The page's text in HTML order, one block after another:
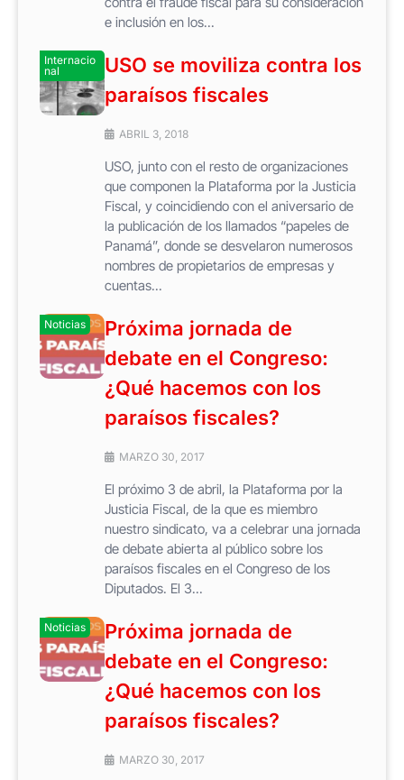
e inclusión en los...
Internacio
nal
USO se moviliza contra los
paraísos fiscales
ABRIL 3, 2018
USO, junto con el resto de organizaciones
que componen la Plataforma por la Justicia
Fiscal, y coincidiendo con el aniversario de
la publicación de los llamados “papeles de
Panamá”, donde se desvelaron numerosos
nombres de propietarios de empresas y
cuentas...
Noticias
Próxima jornada de
debate en el Congreso:
¿Qué hacemos con los
paraísos fiscales?
MARZO 30, 2017
El próximo 3 de abril, la Plataforma por la
Justicia Fiscal, de la que es miembro
nuestro sindicato, va a celebrar una jornada
de debate abierta al público sobre los
paraísos fiscales en el Congreso de los
Diputados. El 3...
Noticias
Próxima jornada de
debate en el Congreso:
¿Qué hacemos con los
paraísos fiscales?
MARZO 30, 2017